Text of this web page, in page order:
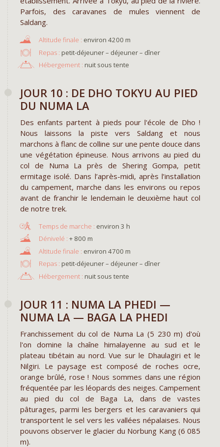
Parfois, des caravanes de mules viennent de
Saldang.
environ 4200 m
Repas : petit-déjeuner – déjeuner – dîner
Hébergement : nuit sous tente
JOUR 10 : DE DHO TOKYU AU PIED
DU NUMA LA
Des enfants partent à pieds pour l'école de Dho !
Nous laissons la piste vers Saldang et nous
marchons à flanc de colline sur une pente douce dans
une végétation épineuse. Nous arrivons au pied du
col de Numa La près de Shering Gompa, petit
ermitage isolé. Dans l’après-midi, après l’installation
du campement, marche dans les environs ou repos
avant de franchir le lendemain le deuxième haut col
de notre trek.
environ 3 h
+ 800 m
environ 4700 m
Repas : petit-déjeuner – déjeuner – dîner
Hébergement : nuit sous tente
JOUR 11 : NUMA LA PHEDI —
NUMA LA — BAGA LA PHEDI
Franchissement du col de Numa La (5 230 m) d'où
l'on domine la chaîne himalayenne au sud et le
plateau tibétain au nord. Vue sur le Dhaulagiri et le
Nilgiri. Le paysage est composé de roches ocre,
orange brûlé, rose ! Nous sommes dans une région
fréquentée par les léopards des neiges. Campement
au pied du col de Baga La, dans de vastes
pâturages, parmi les bergers et les caravaniers qui
transportent le sel vers les vallées népalaises. Nous
pouvons observer le glacier du Norbung Kang (6 085
m).